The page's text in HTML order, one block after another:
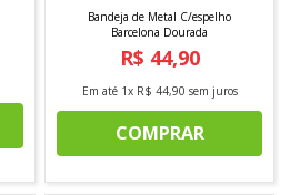
Bandeja de Metal C/espelho
Barcelona Dourada
R$ 44,90
Em até 1x R$ 44,90 sem juros
COMPRAR